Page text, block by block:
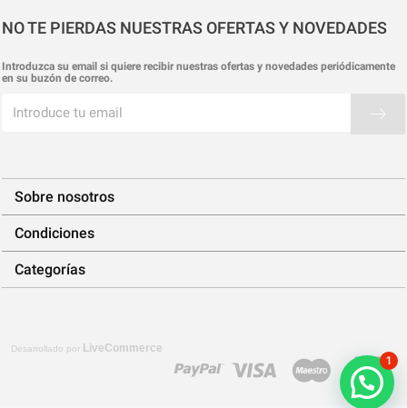
NO TE PIERDAS NUESTRAS OFERTAS Y NOVEDADES
Introduzca su email si quiere recibir nuestras ofertas y novedades periódicamente
en su buzón de correo.
Sobre nosotros
Condiciones
Categorías
Desarrollado por LiveCommerce
1